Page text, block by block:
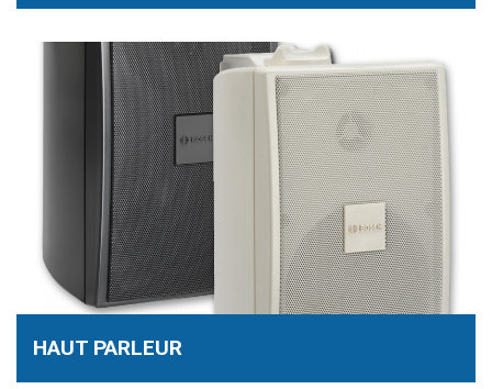
HAUT PARLEUR